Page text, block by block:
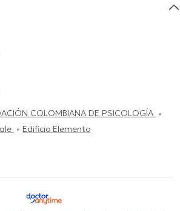
COLOMBIANA DE PSICOLOGÍA
Edificio Elemento